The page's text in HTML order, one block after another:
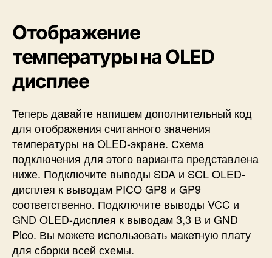
Отображение
температуры на OLED
дисплее
Теперь давайте напишем дополнительный код
для отображения считанного значения
температуры на OLED-экране. Схема
подключения для этого варианта представлена
ниже. Подключите выводы SDA и SCL OLED-
дисплея к выводам PICO GP8 и GP9
соответственно. Подключите выводы VCC и
GND OLED-дисплея к выводам 3,3 В и GND
Pico. Вы можете использовать макетную плату
для сборки всей схемы.